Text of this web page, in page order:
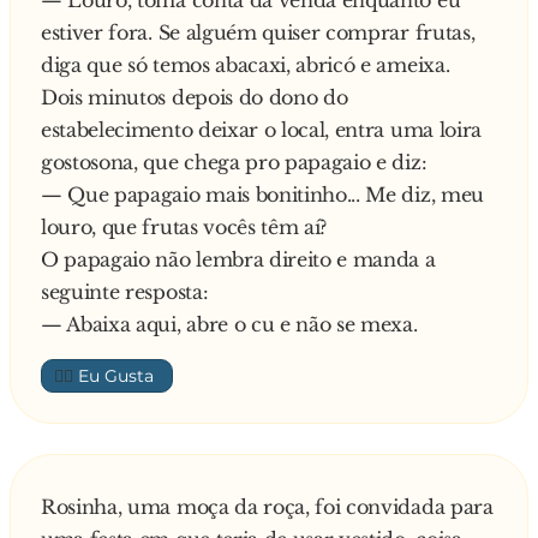
No almoço, o mineiro comeu aquela feijoada,
de noite foi ao banheiro e prrrrrrrruhhhh. Fez
aquele "trem" enorme e fedorento. Pegou o
troço com uma pazinha e botou no forno por
umas 3 horas ate que virasse uma pedra bem
dura. Dai, colocou tudo no moedor, embalou e
deixou em cima do balcão com a devida
identificação. No outro dia chega o carioca todo
imponente com um sorriso no rosto, e, já
esboçando um ar de vitória, perguntou:
— Claro está aqui — disse o mineiro, mostrando
— Me veja 200 gramas.
estiver fora. Se alguém quiser comprar frutas,
diga que só temos abacaxi, abricó e ameixa.
Dois minutos depois do dono do
estabelecimento deixar o local, entra uma loira
gostosona, que chega pro papagaio e diz:
— Que papagaio mais bonitinho... Me diz, meu
louro, que frutas vocês têm aí?
O papagaio não lembra direito e manda a
seguinte resposta:
— Abaixa aqui, abre o cu e não se mexa.
👍🏼
Rosinha, uma moça da roça, foi convidada para